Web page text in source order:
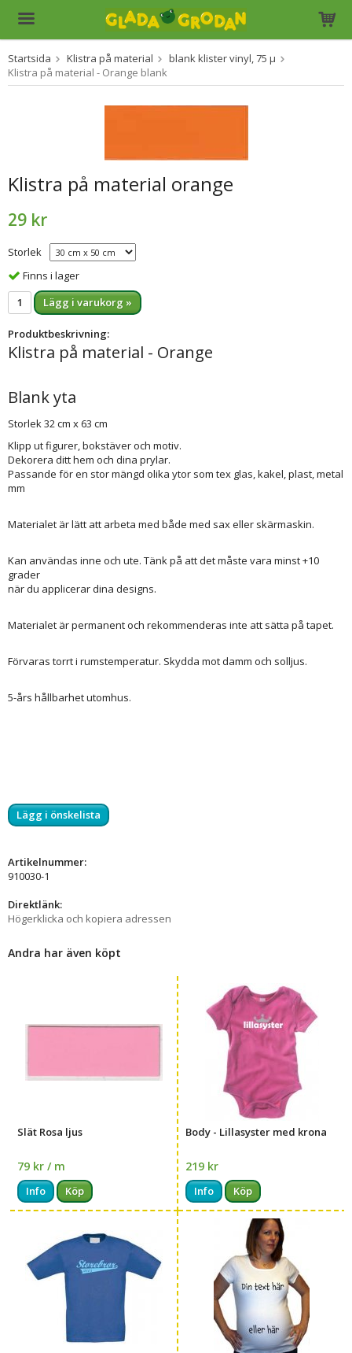
Produkten har blivit tillagd i varukorgen
Startsida Klistra på material
blank klister vinyl, 75 µ
Klistra på material - Orange blank
Klistra på material orange
29 kr
Storlek
Finns i lager
Lägg i varukorg »
Produktbeskrivning:
Klistra på material - Orange
Blank yta
Storlek 32 cm x 63 cm
Klipp ut figurer, bokstäver och motiv.
Dekorera ditt hem och dina prylar.
Passande för en stor mängd olika ytor som tex glas, kakel, plast, metal
mm
Materialet är lätt att arbeta med både med sax eller skärmaskin.
Kan användas inne och ute. Tänk på att det måste vara minst +10
grader
när du applicerar dina designs.
Materialet är permanent och rekommenderas inte att sätta på tapet.
Förvaras torrt i rumstemperatur. Skydda mot damm och solljus.
5-års hållbarhet utomhus.
Lägg i önskelista
Artikelnummer:
910030-1
Direktlänk:
Högerklicka och kopiera adressen
Andra har även köpt
Slät Rosa ljus
79 kr / m
Info Köp
Body - Lillasyster med krona
219 kr
Info Köp